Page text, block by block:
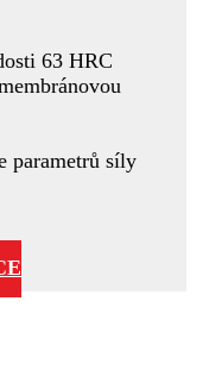
63 HRC
parametrů síly